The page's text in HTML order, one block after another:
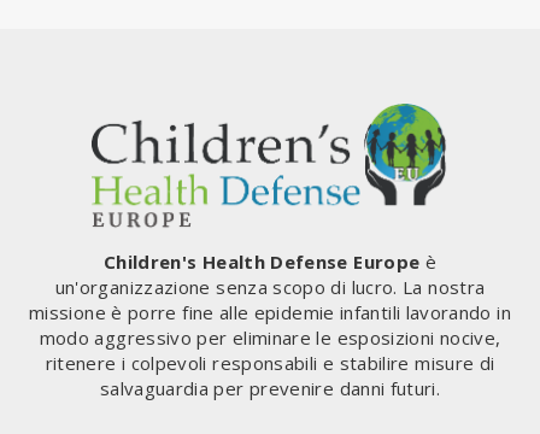
Children's Health Defense Europe è
un'organizzazione senza scopo di lucro. La nostra
missione è porre fine alle epidemie infantili lavorando in
modo aggressivo per eliminare le esposizioni nocive,
ritenere i colpevoli responsabili e stabilire misure di
salvaguardia per prevenire danni futuri.